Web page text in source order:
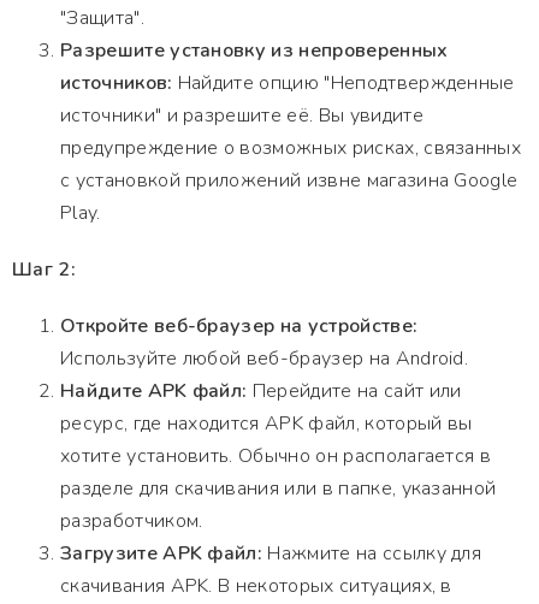
"Защита".
Разрешите установку из непроверенных
источников: Найдите опцию "Неподтвержденные
источники" и разрешите её. Вы увидите
предупреждение о возможных рисках, связанных
с установкой приложений извне магазина Google
Play.
Шаг 2:
Откройте веб-браузер на устройстве:
Используйте любой веб-браузер на Android.
Найдите APK файл: Перейдите на сайт или
ресурс, где находится APK файл, который вы
хотите установить. Обычно он располагается в
разделе для скачивания или в папке, указанной
разработчиком.
Загрузите APK файл: Нажмите на ссылку для
скачивания APK. В некоторых ситуациях, в